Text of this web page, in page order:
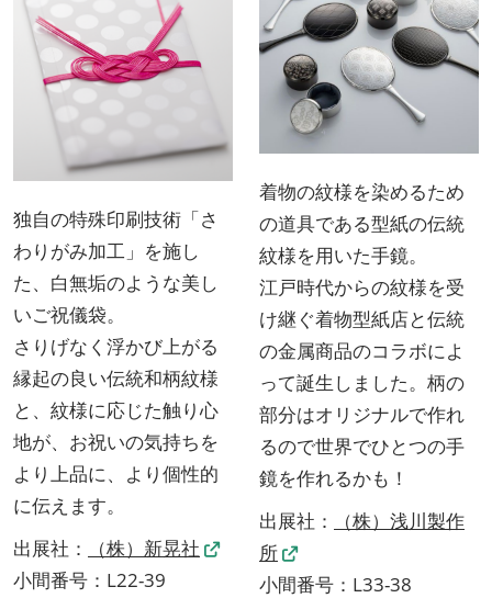
独自の特殊印刷技術「さ
わりがみ加工」を施し
た、白無垢のような美し
いご祝儀袋。
さりげなく浮かび上がる
縁起の良い伝統和柄紋様
と、紋様に応じた触り心
地が、お祝いの気持ちを
より上品に、より個性的
に伝えます。
出展社：
（株）新晃社
小間番号：L22-39
着物の紋様を染めるため
の道具である型紙の伝統
紋様を用いた手鏡。
江戸時代からの紋様を受
け継ぐ着物型紙店と伝統
の金属商品のコラボによ
って誕生しました。柄の
部分はオリジナルで作れ
るので世界でひとつの手
鏡を作れるかも！
出展社：
（株）浅川製作
所
小間番号：L33-38